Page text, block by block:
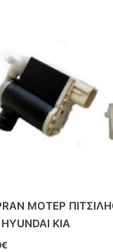
ΜΟΤΕΡ
KIA
€